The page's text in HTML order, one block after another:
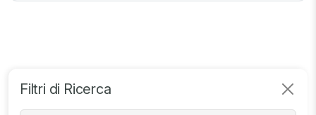
Filtri di Ricerca